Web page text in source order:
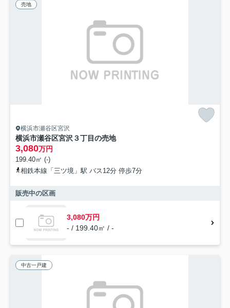
売地
横浜市瀬谷区宮沢
横浜市瀬谷区宮沢３丁目の売地
3,080万円
199.40㎡ (-)
相鉄本線「三ツ境」駅 バス12分 停歩7分
販売中の区画
3,080万円
- / 199.40㎡ / -
中古一戸建